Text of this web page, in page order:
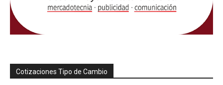
Cotizaciones Tipo de Cambio